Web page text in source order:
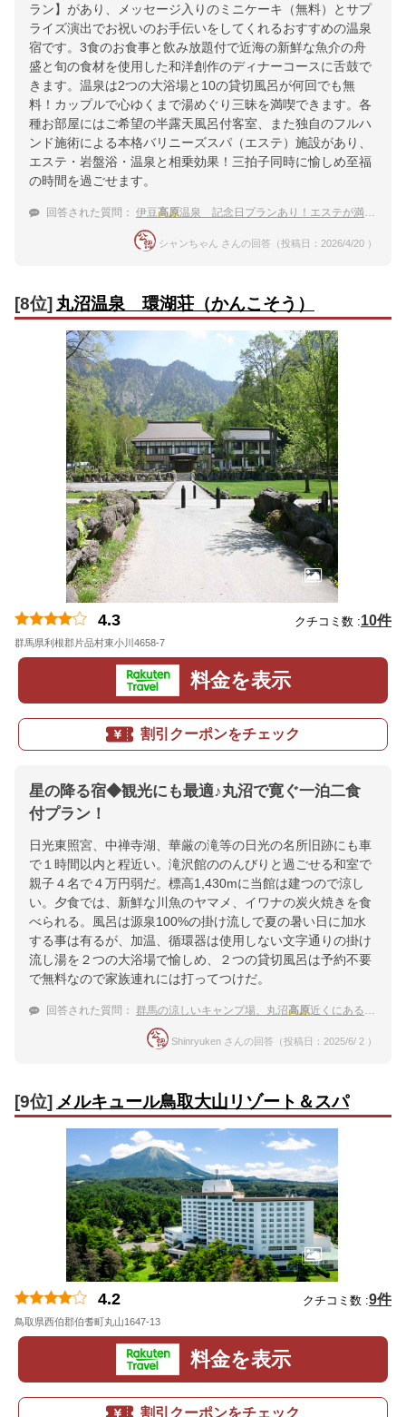
ラン】があり、メッセージ入りのミニケーキ（無料）とサプ
ライズ演出でお祝いのお手伝いをしてくれるおすすめの温泉
宿です。3食のお食事と飲み放題付で近海の新鮮な魚介の舟
盛と旬の食材を使用した和洋創作のディナーコースに舌鼓で
きます。温泉は2つの大浴場と10の貸切風呂が何回でも無
料！カップルで心ゆくまで湯めぐり三昧を満喫できます。各
種お部屋にはご希望の半露天風呂付客室、また独自のフルハ
ンド施術による本格バリニーズスパ（エステ）施設があり、
エステ・岩盤浴・温泉と相乗効果！三拍子同時に愉しめ至福
の時間を過ごせます。
回答された質問： 伊豆高原温泉 記念日プランあり！エステが満喫できるカップル向けの温泉宿
シャンちゃん さんの回答（投稿日：2026/4/20 ）
[8位] 丸沼温泉 環湖荘（かんこそう）
4.3 クチコミ数 :10件
群馬県利根郡片品村東小川4658-7
料金を表示
割引クーポンをチェック
星の降る宿◆観光にも最適♪丸沼で寛ぐ一泊二食
付プラン！
日光東照宮、中禅寺湖、華厳の滝等の日光の名所旧跡にも車
で１時間以内と程近い。滝沢館ののんびりと過ごせる和室で
親子４名で４万円弱だ。標高1,430mに当館は建つので涼し
い。夕食では、新鮮な川魚のヤマメ、イワナの炭火焼きを食
べられる。風呂は源泉100%の掛け流しで夏の暑い日に加水
する事は有るが、加温、循環器は使用しない文字通りの掛け
流し湯を２つの大浴場で愉しめ、２つの貸切風呂は予約不要
で無料なので家族連れには打ってつけだ。
回答された質問： 群馬の涼しいキャンプ場、丸沼高原近くにある温泉宿を教えて
Shinryuken さんの回答（投稿日：2025/6/ 2 ）
[9位] メルキュール鳥取大山リゾート＆スパ
4.2 クチコミ数 :9件
鳥取県西伯郡伯耆町丸山1647-13
料金を表示
割引クーポンをチェック